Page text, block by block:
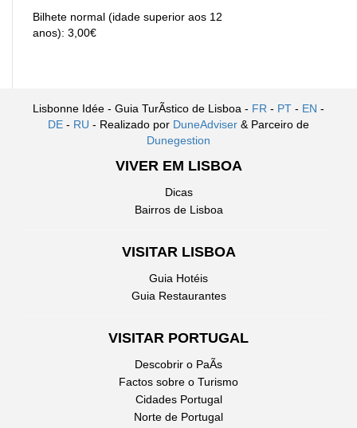
Bilhete normal (idade superior aos 12
anos): 3,00€
Lisbonne Idée - Guia TurÃ­stico de Lisboa - FR - PT - EN -
DE - RU - Realizado por DuneAdviser & Parceiro de
Dunegestion
VIVER EM LISBOA
Dicas
Bairros de Lisboa
VISITAR LISBOA
Guia Hotéis
Guia Restaurantes
VISITAR PORTUGAL
Descobrir o PaÃ­s
Factos sobre o Turismo
Cidades Portugal
Norte de Portugal